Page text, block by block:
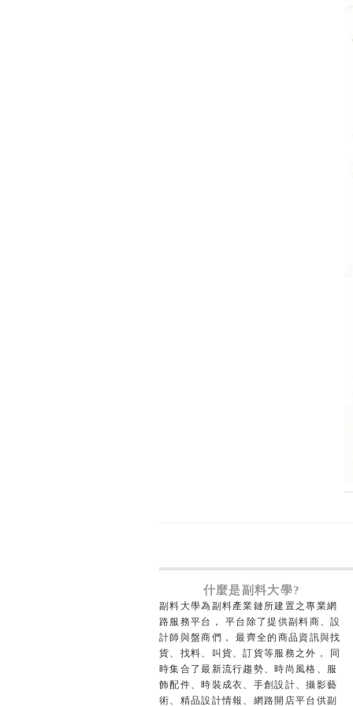
什麼是副料大學?
副料大學為副料產業鏈所建置之專業網
路服務平台， 平台除了提供副料商、設
計師與盤商們， 最齊全的商品資訊與找
貨、找料、叫貨、訂貨等服務之外， 同
時集合了最新流行趨勢、時尚風格、服
飾配件、時裝成衣、手創設計、攝影藝
術、精品設計情報、網路開店平台供副